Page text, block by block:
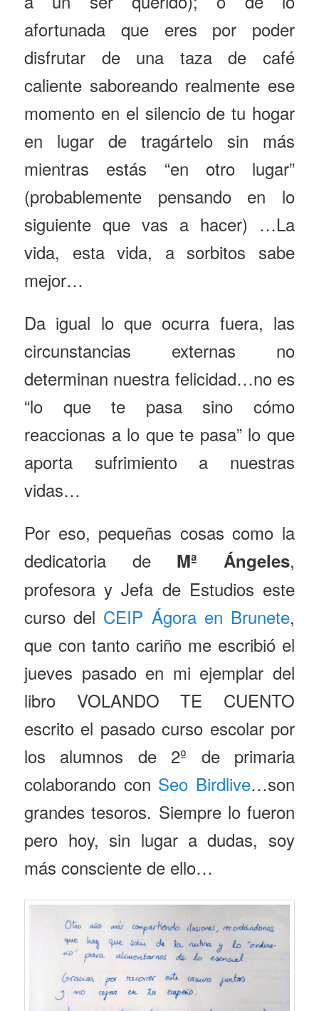
afortunada que eres por poder
disfrutar de una taza de café
caliente saboreando realmente ese
momento en el silencio de tu hogar
en lugar de tragártelo sin más
mientras estás “en otro lugar”
(probablemente pensando en lo
siguiente que vas a hacer) …La
vida, esta vida, a sorbitos sabe
mejor…
Da igual lo que ocurra fuera, las
circunstancias externas no
determinan nuestra felicidad…no es
“lo que te pasa sino cómo
reaccionas a lo que te pasa” lo que
aporta sufrimiento a nuestras
vidas…
Por eso, pequeñas cosas como la
dedicatoria de Mª Ángeles,
profesora y Jefa de Estudios este
curso del CEIP Ágora en Brunete,
que con tanto cariño me escribió el
jueves pasado en mi ejemplar del
libro VOLANDO TE CUENTO
escrito el pasado curso escolar por
los alumnos de 2º de primaria
colaborando con Seo Birdlive…son
grandes tesoros. Siempre lo fueron
pero hoy, sin lugar a dudas, soy
más consciente de ello…